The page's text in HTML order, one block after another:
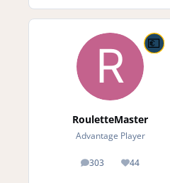
RouletteMaster
Advantage Player
303
posts 44
Reputation